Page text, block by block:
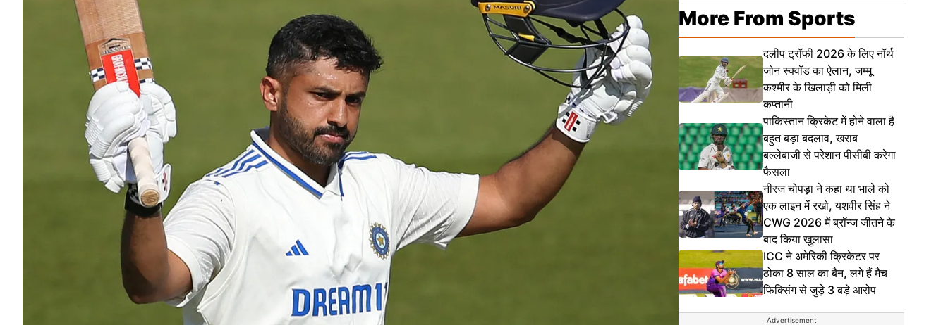
More From Sports
दलीप ट्रॉफी 2026 के लिए नॉर्थ
जोन स्क्वॉड का ऐलान, जम्मू
कश्मीर के खिलाड़ी को मिली
कप्तानी
पाकिस्तान क्रिकेट में होने वाला है
बहुत बड़ा बदलाव, खराब
बल्लेबाजी से परेशान पीसीबी करेगा
फैसला
नीरज चोपड़ा ने कहा था भाले को
एक लाइन में रखो, यशवीर सिंह ने
CWG 2026 में ब्रॉन्ज जीतने के
बाद किया खुलासा
ICC ने अमेरिकी क्रिकेटर पर
ठोका 8 साल का बैन, लगे हैं मैच
फिक्सिंग से जुड़े 3 बड़े आरोप
Advertisement